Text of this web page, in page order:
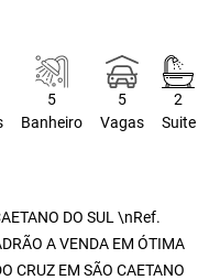
5
Banheiro
5
Vagas
2
Suite
DO SUL \nRef.
A VENDA EM ÓTIMA
CRUZ EM SÃO CAETANO